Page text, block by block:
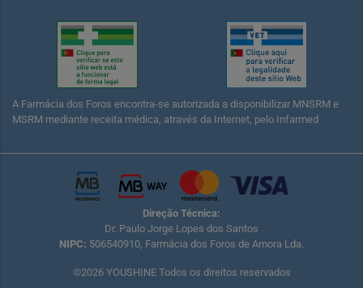
A Farmácia dos Foros encontra-se autorizada a disponibilizar MNSRM e
MSRM mediante receita médica, através da Internet, pelo Infarmed
Direção Técnica:
Dr. Paulo Jorge Lopes dos Santos
NIPC: 506540910, Farmácia dos Foros de Amora Lda.
©2026 YOUSHINE Todos os direitos reservados